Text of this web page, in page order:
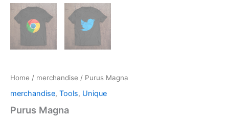
Home / merchandise / Purus Magna
merchandise, Tools, Unique
Purus Magna